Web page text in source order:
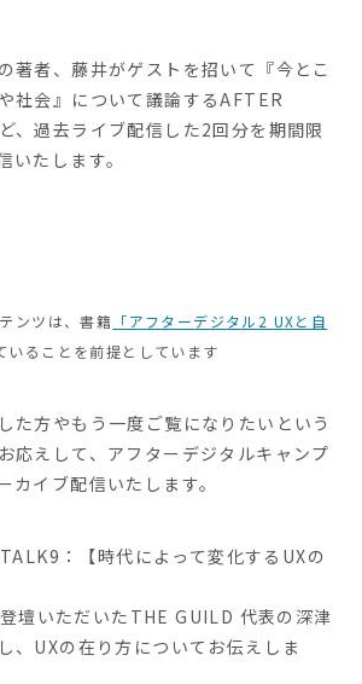
著者、藤井がゲストを招いて『今とこ
社会』について議論するAFTER
、過去ライブ配信した2回分を期間限
いたします。
ンツは、書籍 「アフターデジタル2 UXと自
いることを前提としています
た方やもう一度ご覧になりたいという
応えして、アフターデジタルキャンプ
カイブ配信いたします。
：【時代によって変化するUXの
壇いただいたTHE GUILD 代表の深津
、UXの在り方についてお伝えしま